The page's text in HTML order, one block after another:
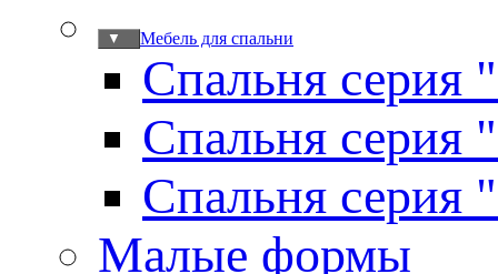
Мебель для спальни
▼
Спальня серия
Спальня серия
Спальня серия
Малые формы